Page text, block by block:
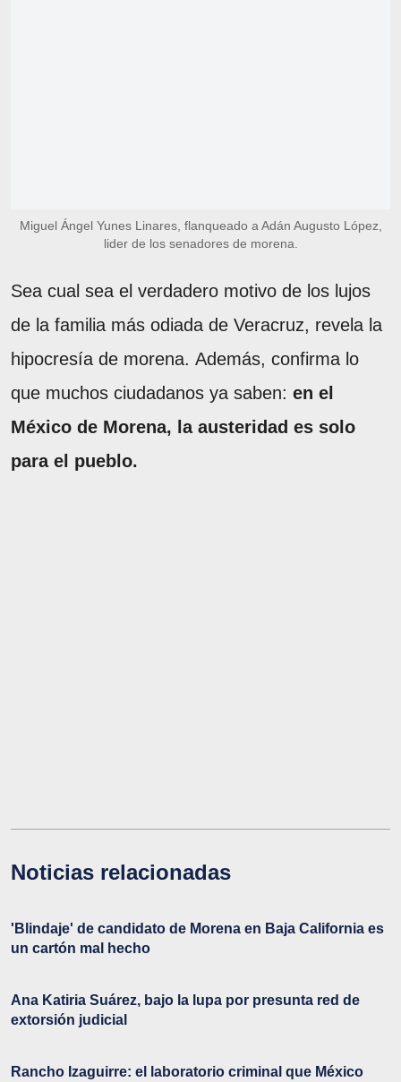
Miguel Ángel Yunes Linares, flanqueado a Adán Augusto López,
lider de los senadores de morena.
Sea cual sea el verdadero motivo de los lujos
de la familia más odiada de Veracruz, revela la
hipocresía de morena. Además, confirma lo
que muchos ciudadanos ya saben: en el
México de Morena, la austeridad es solo
para el pueblo.
Noticias relacionadas
'Blindaje' de candidato de Morena en Baja California es
un cartón mal hecho
Ana Katiria Suárez, bajo la lupa por presunta red de
extorsión judicial
Rancho Izaguirre: el laboratorio criminal que México